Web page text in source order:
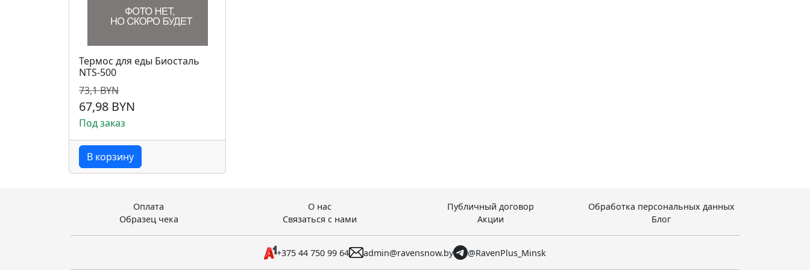
Термос для еды Биосталь
NTS-500
73,1 BYN
67,98 BYN
Под заказ
В корзину
Оплата О нас Публичный договор
Обработка персональных данных
Образец чека
Связаться с нами Акции Блог
+375 44 750 99 64 admin@ravensnow.by @RavenPlus_Minsk